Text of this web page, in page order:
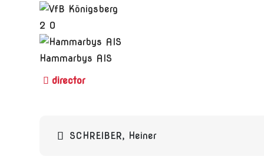
2 0
Hammarbys AIS
Beitragsnavigation
SCHREIBER, Heiner